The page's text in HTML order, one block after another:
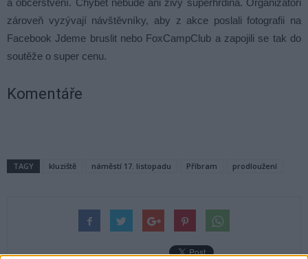
a občerstvení. Chybět nebude ani živý superhrdina. Organizátoři
zároveň vyzývají návštěvníky, aby z akce poslali fotografii na
Facebook Jdeme bruslit nebo FoxCampClub a zapojili se tak do
soutěže o super cenu.
Komentáře
TAGY kluziště náměstí 17. listopadu Příbram prodloužení